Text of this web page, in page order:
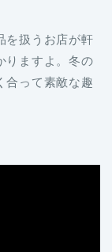
を扱うお店が軒
りますよ。冬の
合って素敵な趣